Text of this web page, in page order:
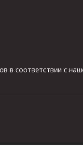
в соответствии с